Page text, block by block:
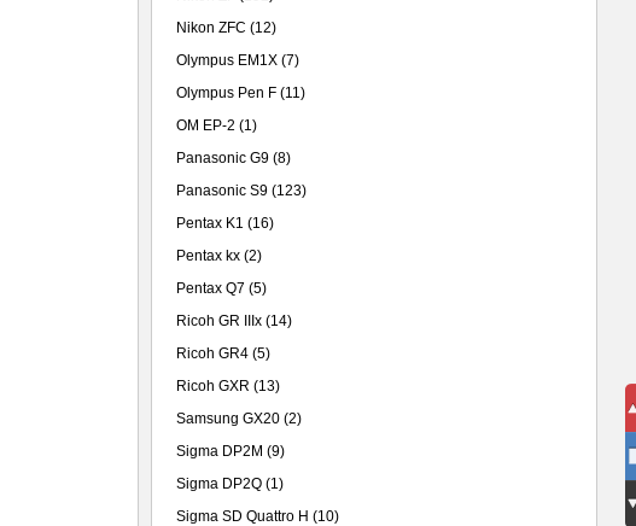
Nikon ZFC (12)
Olympus EM1X (7)
Olympus Pen F (11)
OM EP-2 (1)
Panasonic G9 (8)
Panasonic S9 (123)
Pentax K1 (16)
Pentax kx (2)
Pentax Q7 (5)
Ricoh GR IIIx (14)
Ricoh GR4 (5)
Ricoh GXR (13)
Samsung GX20 (2)
Sigma DP2M (9)
Sigma DP2Q (1)
Sigma SD Quattro H (10)